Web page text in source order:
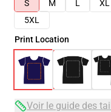
S
M L XL
5XL
Print Location
Voir le guide des